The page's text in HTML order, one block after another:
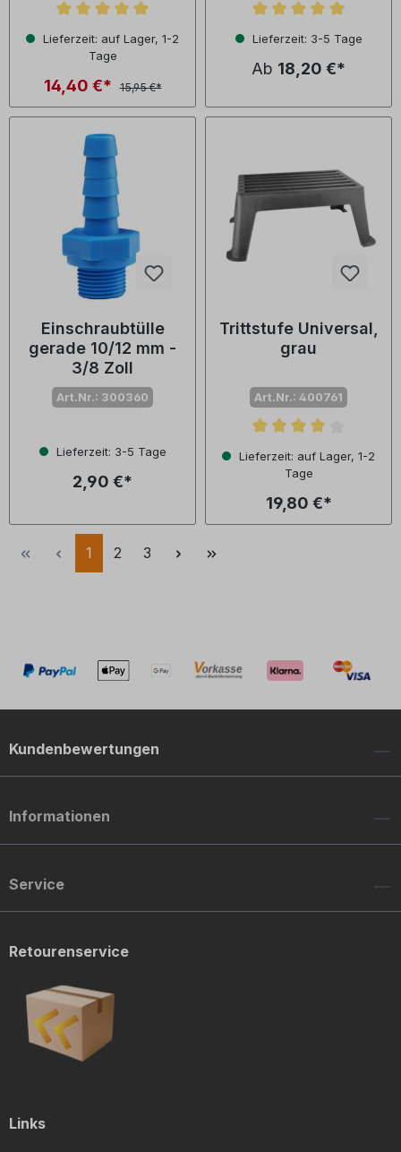
Durchschnittliche Bewertung von 5 von 5 Sternen
Lieferzeit: auf Lager, 1-2
Tage
14,40 €* 15,95 €*
Durchschnittliche
Lieferzeit: 3-5 Tage
Ab 18,20 €*
Einschraubtülle
gerade 10/12 mm -
3/8 Zoll
Art.Nr.: 300360
Lieferzeit: 3-5 Tage
2,90 €*
Trittstufe Universal,
grau
Art.Nr.: 400761
Durchschnittliche
Lieferzeit: auf Lager, 1-2
Tage
19,80 €*
1 2 3
Kundenbewertungen
Informationen
Service
Retourenservice
Links